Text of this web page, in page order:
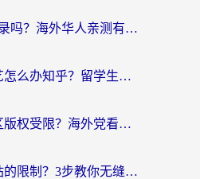
12123在国外能登录吗？海外华人亲测有效的回国加速器选择指南
海外看不了爱奇艺怎么办知乎？留学生亲测有效的回国加速方案
央视影音当前地区版权受限？海外党看国内剧、追电视台的终极解决方案
海外访问国内网站的限制？3步教你无缝解锁国内资源（附实测最优工具）